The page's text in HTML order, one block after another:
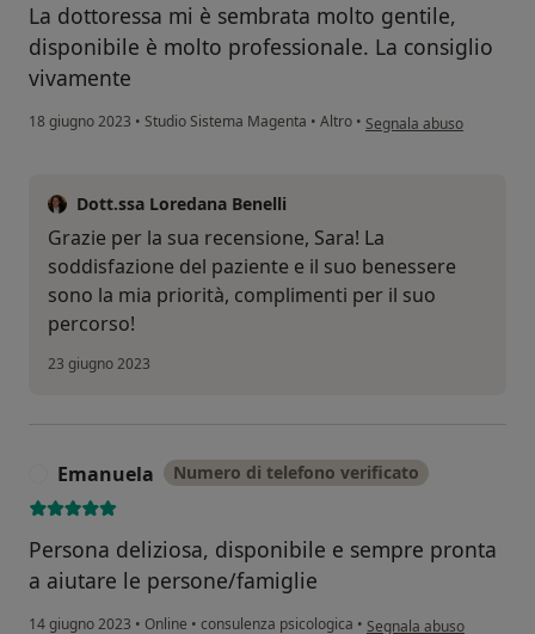
La dottoressa mi è sembrata molto gentile,
disponibile è molto professionale. La consiglio
vivamente
18 giugno 2023 • Studio Sistema Magenta • Altro • secondo l'opinione
Segnala abuso
Dott.ssa Loredana Benelli
Grazie per la sua recensione, Sara! La
soddisfazione del paziente e il suo benessere
sono la mia priorità, complimenti per il suo
percorso!
23 giugno 2023
Emanuela Numero di telefono verificato
Persona deliziosa, disponibile e sempre pronta
a aiutare le persone/famiglie
14 giugno 2023 • Online • consulenza psicologica • secondo l'opinione
Segnala abuso